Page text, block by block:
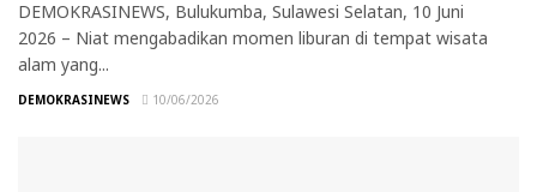
DEMOKRASINEWS, Bulukumba, Sulawesi Selatan, 10 Juni
2026 – Niat mengabadikan momen liburan di tempat wisata
alam yang...
DEMOKRASINEWS 10/06/2026